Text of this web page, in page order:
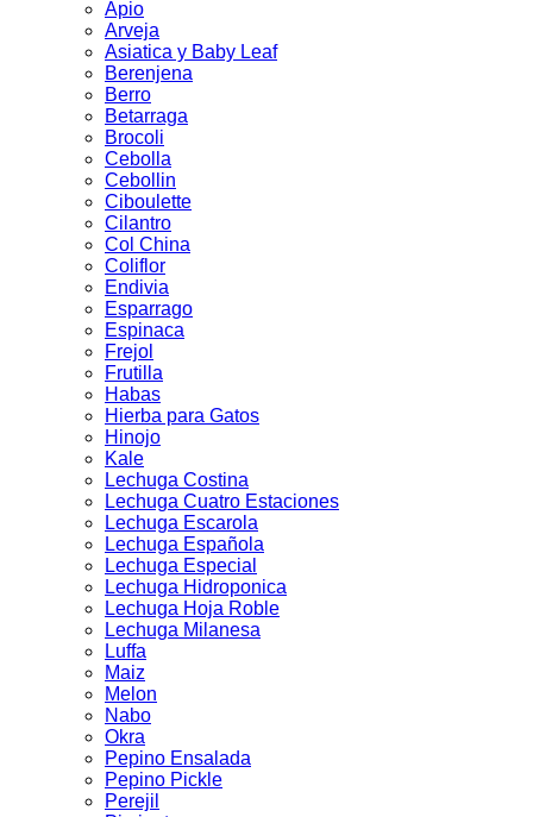
Apio
Arveja
Asiatica y Baby Leaf
Berenjena
Berro
Betarraga
Brocoli
Cebolla
Cebollin
Ciboulette
Cilantro
Col China
Coliflor
Endivia
Esparrago
Espinaca
Frejol
Frutilla
Habas
Hierba para Gatos
Hinojo
Kale
Lechuga Costina
Lechuga Cuatro Estaciones
Lechuga Escarola
Lechuga Española
Lechuga Especial
Lechuga Hidroponica
Lechuga Hoja Roble
Lechuga Milanesa
Luffa
Maiz
Melon
Nabo
Okra
Pepino Ensalada
Pepino Pickle
Perejil